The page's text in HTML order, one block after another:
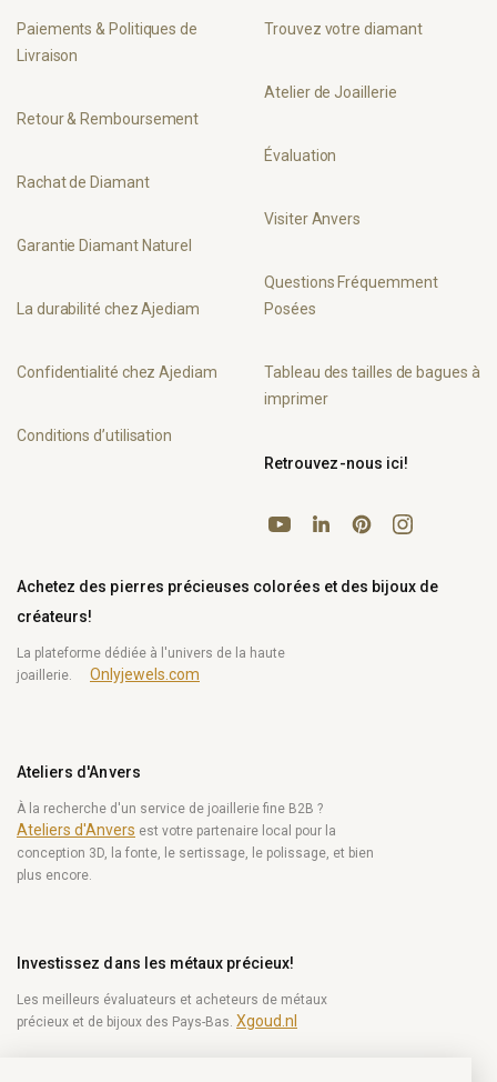
Paiements & Politiques de
Livraison
Retour & Remboursement
Rachat de Diamant
Garantie Diamant Naturel
La durabilité chez Ajediam
Confidentialité chez Ajediam
Conditions d’utilisation
Trouvez votre diamant
Atelier de Joaillerie
Évaluation
Visiter Anvers
Questions Fréquemment
Posées
Tableau des tailles de bagues à
imprimer
Achetez des pierres précieuses colorées et des bijoux de
créateurs!
La plateforme dédiée à l'univers de la haute
joaillerie.
Onlyjewels.com
Ateliers d'Anvers
À la recherche d'un service de joaillerie fine B2B ?
Ateliers d'Anvers est votre partenaire local pour la
conception 3D, la fonte, le sertissage, le polissage, et bien
plus encore.
Investissez dans les métaux précieux!
Les meilleurs évaluateurs et acheteurs de métaux
précieux et de bijoux des Pays-Bas. Xgoud.nl
Retrouvez-nous ici!
YouTubeLinkedInPinterestInstagram